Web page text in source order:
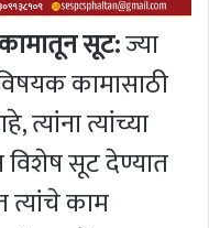
सूट:ज्या
कामासाठी
त्यांच्या
विशेष सूट देण्यात
त्यांचे काम